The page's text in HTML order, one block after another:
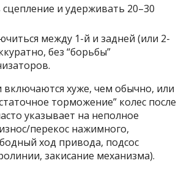
и удерживать 20–30
между 1-й и задней (или 2-
без “борьбы”
включаются хуже, чем обычно, или
торможение” колес после
указывает на неполное
перекос нажимного,
ход привода, подсос
закисание механизма).